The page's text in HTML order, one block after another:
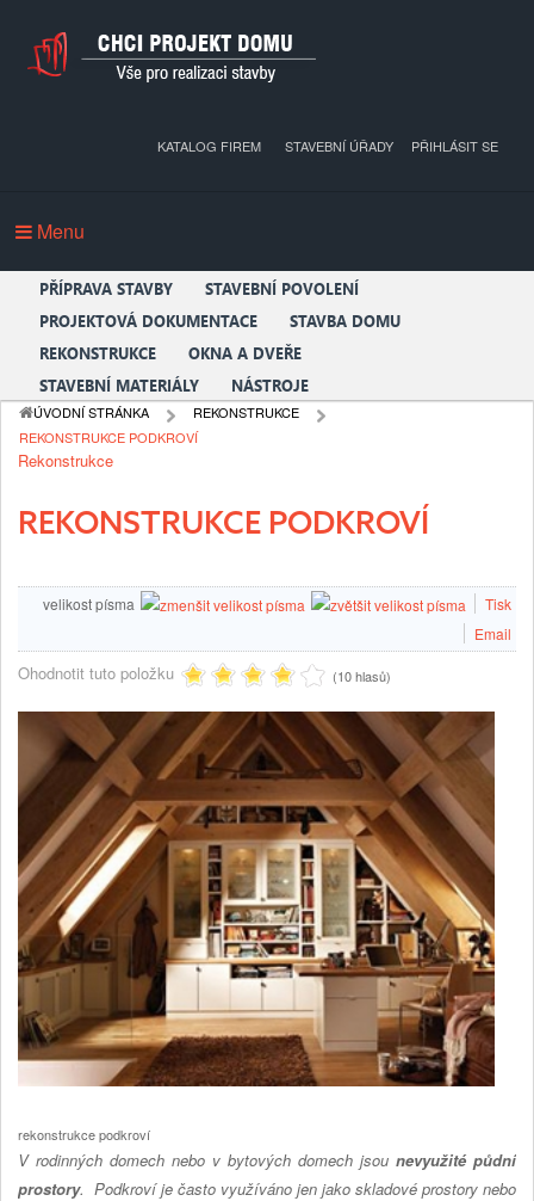
PŘIHLÁSIT SE
KATALOG FIREM STAVEBNÍ ÚŘADY
Menu
PŘÍPRAVA STAVBY
STAVEBNÍ POVOLENÍ
PROJEKTOVÁ DOKUMENTACE
STAVBA DOMU
REKONSTRUKCE
OKNA A DVEŘE
STAVEBNÍ MATERIÁLY
NÁSTROJE
ÚVODNÍ STRÁNKA
REKONSTRUKCE
REKONSTRUKCE PODKROVÍ
Rekonstrukce
REKONSTRUKCE PODKROVÍ
velikost písma
Tisk
Email
Ohodnotit tuto položku (10 hlasů)
rekonstrukce podkroví
V rodinných domech nebo v bytových domech jsou nevyužité půdní
prostory. Podkroví je často využíváno jen jako skladové prostory nebo